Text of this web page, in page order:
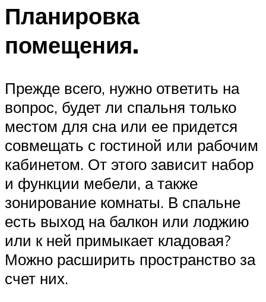
Планировка
помещения.
Прежде всего, нужно ответить на
вопрос, будет ли спальня только
местом для сна или ее придется
совмещать с гостиной или рабочим
кабинетом. От этого зависит набор
и функции мебели, а также
зонирование комнаты. В спальне
есть выход на балкон или лоджию
или к ней примыкает кладовая?
Можно расширить пространство за
счет них.